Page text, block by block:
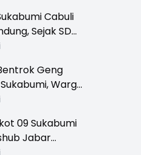
Cabuli
Sejak SD
Geng
Warga
09 Sukabumi
Jabar